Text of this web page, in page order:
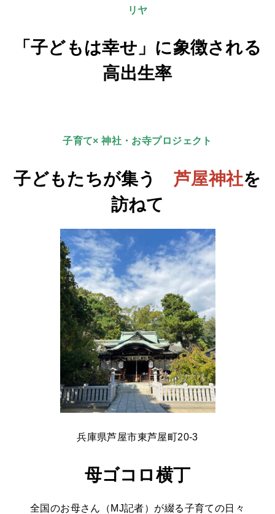
リヤ
「子どもは幸せ」に象徴される
高出生率
子育て× 神社・お寺プロジェクト
子どもたちが集う芦屋神社を
訪ねて
兵庫県芦屋市東芦屋町20-3
母ゴコロ横丁
全国のお母さん（MJ記者）が綴る子育ての日々